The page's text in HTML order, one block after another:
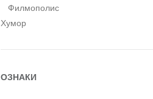
Филмополис
Хумор
ОЗНАКИ